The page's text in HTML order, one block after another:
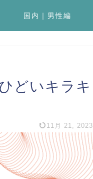
国内｜男性編
どいキラキ
11月 21, 2023